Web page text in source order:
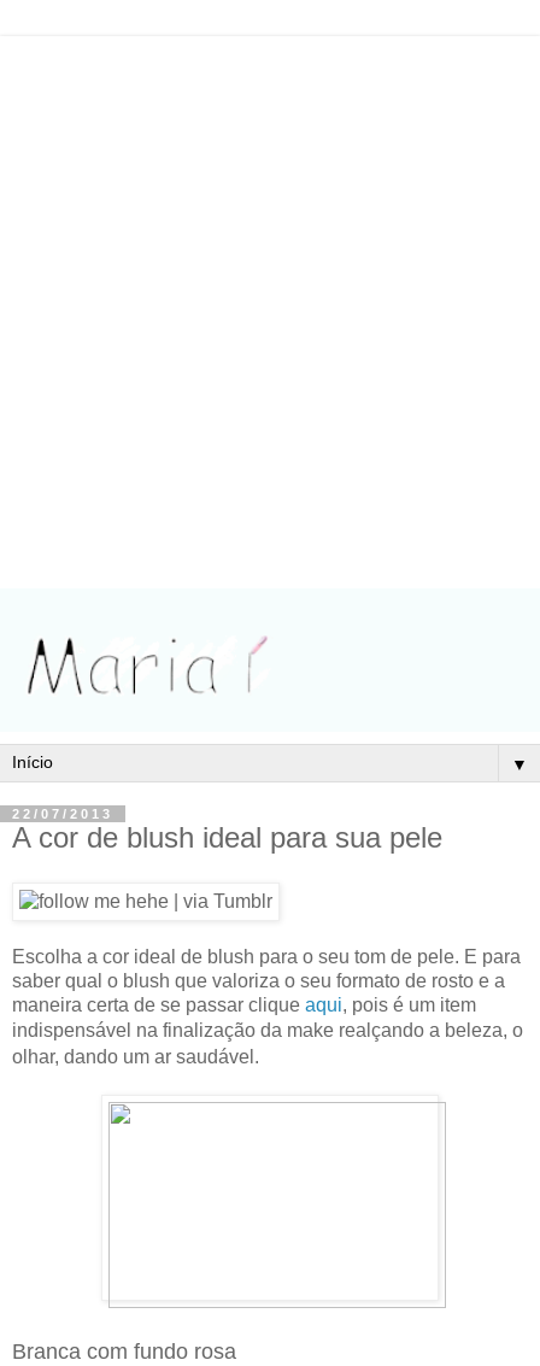
▼
22/07/2013
A cor de blush ideal para sua pele
Escolha a cor ideal de blush para o seu tom de pele. E para
saber qual o blush que valoriza o seu formato de rosto e a
maneira certa de se passar clique aqui, pois é um item
indispensável na finalização da make realçando a beleza, o
olhar, dando um ar saudável.
Branca com fundo rosa